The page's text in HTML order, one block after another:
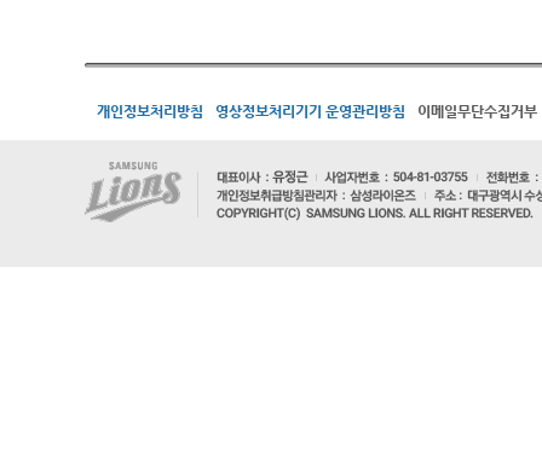
개인정보처리방침 영상정보처리기기 운영관리방침 이메일무단수집거부